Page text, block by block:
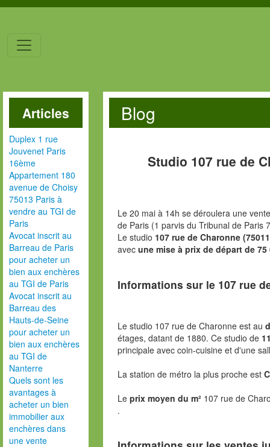
Articles
Duplex 1 rue
Jouvenet Paris
16ème
Appartement 180
avenue de Choisy
75013 Paris à
vendre au TGI de
Paris
Avocat inscrit au
Barreau de Paris
pour acheter un
bien aux enchères
au TGI de Paris
Avocat inscrit au
Barreau des
Hauts-de-Seine
pour acheter un
bien aux enchères
au TGI de
Nanterre
Quels sont les
avantages à
acheter un bien
immobilier aux
enchères dans
une vente
Blog
Studio 107 rue de
Le 20 mai à 14h se déroulera une
de Paris (1 parvis du Tribunal de Paris
Le studio 107 rue de Charonne
avec une mise à prix de départ de 75
Informations sur le 107 rue
Le studio 107 rue de Charonne est au
étages, datant de 1880. Ce studio de
principale avec coin-cuisine et d'une
La station de métro la plus proche est
Le prix moyen du m² 107 rue de
.